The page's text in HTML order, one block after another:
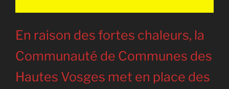
En raison des fortes chaleurs, la
Communauté de Communes des
Hautes Vosges met en place des